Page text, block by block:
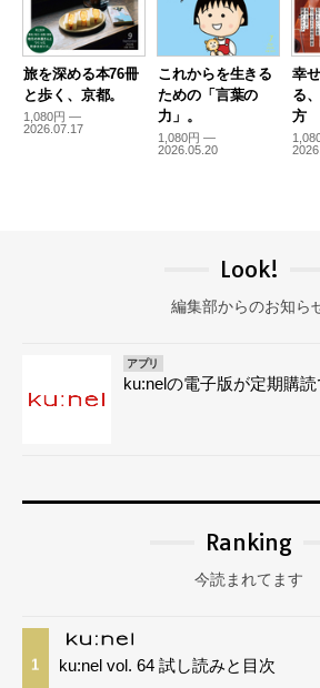
旅を深める本76冊
と歩く、京都。
1,080円 —
2026.07.17
これからを生きる
ための「言葉の
力」。
1,080円 —
2026.05.20
幸
る
方
Look!
編集部からのお知ら
アプリ
ku:nelの電子版が定期購
Ranking
今読まれてます
1 ku:nel vol. 64 試し読みと目次